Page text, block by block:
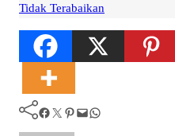
Tidak Terabaikan
Facebook Twitter Pinterest Mail WhatsApp